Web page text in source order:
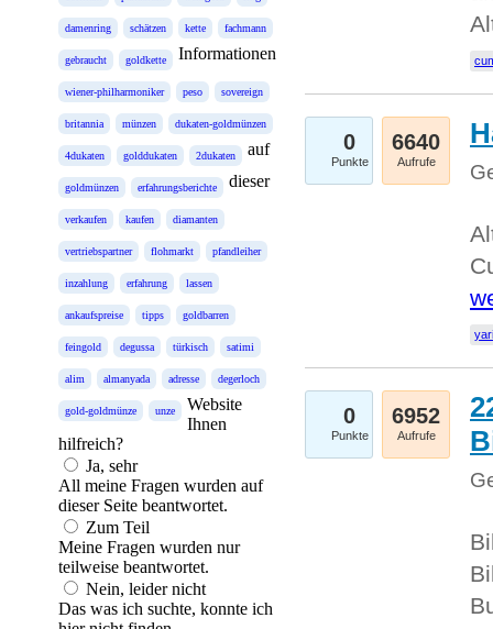
damenring schätzen kette fachmann
gebraucht goldkette
wiener-philharmoniker peso sovereign
britannia münzen dukaten-goldmünzen
4dukaten golddukaten 2dukaten
goldmünzen erfahrungsberichte
verkaufen kaufen diamanten
vertriebspartner flohmarkt pfandleiher
inzahlung erfahrung lassen
ankaufspreise tipps goldbarren
feingold degussa türkisch satimi
alim almanyada adresse degerloch
gold-goldmünze unze
Informationen
auf
dieser
Website
Ihnen
hilfreich?
Ja, sehr
All meine Fragen wurden auf
dieser Seite beantwortet.
Zum Teil
Meine Fragen wurden nur
teilweise beantwortet.
Nein, leider nicht
Das was ich suchte, konnte ich
0
Punkte
6640
Aufrufe
0
Punkte
6952
Aufrufe